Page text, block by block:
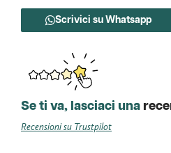
Scrivici su Whatsapp
Se ti va, lasciaci una
Recensioni su Trustpilot